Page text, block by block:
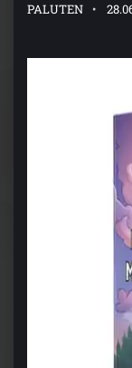
PALUTEN